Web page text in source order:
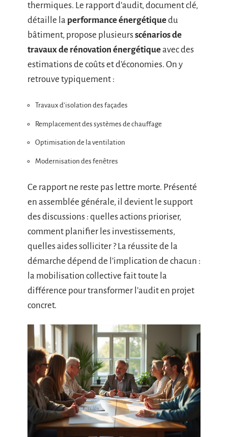
thermiques. Le rapport d’audit, document clé,
détaille la performance énergétiquedu
bâtiment, propose plusieursscénarios de
travaux de rénovation énergétiqueavec des
estimations de coûts et d’économies. On y
retrouve typiquement :
Travaux d’isolation des façades
Remplacement des systèmes de chauffage
Optimisation de la ventilation
Modernisation des fenêtres
Ce rapport ne reste pas lettre morte. Présenté
en assemblée générale, il devient le support
des discussions : quelles actions prioriser,
comment planifier les investissements,
quelles aides solliciter ? La réussite de la
démarche dépend de l’implication de chacun :
la mobilisation collective fait toute la
différence pour transformer l’audit en projet
concret.